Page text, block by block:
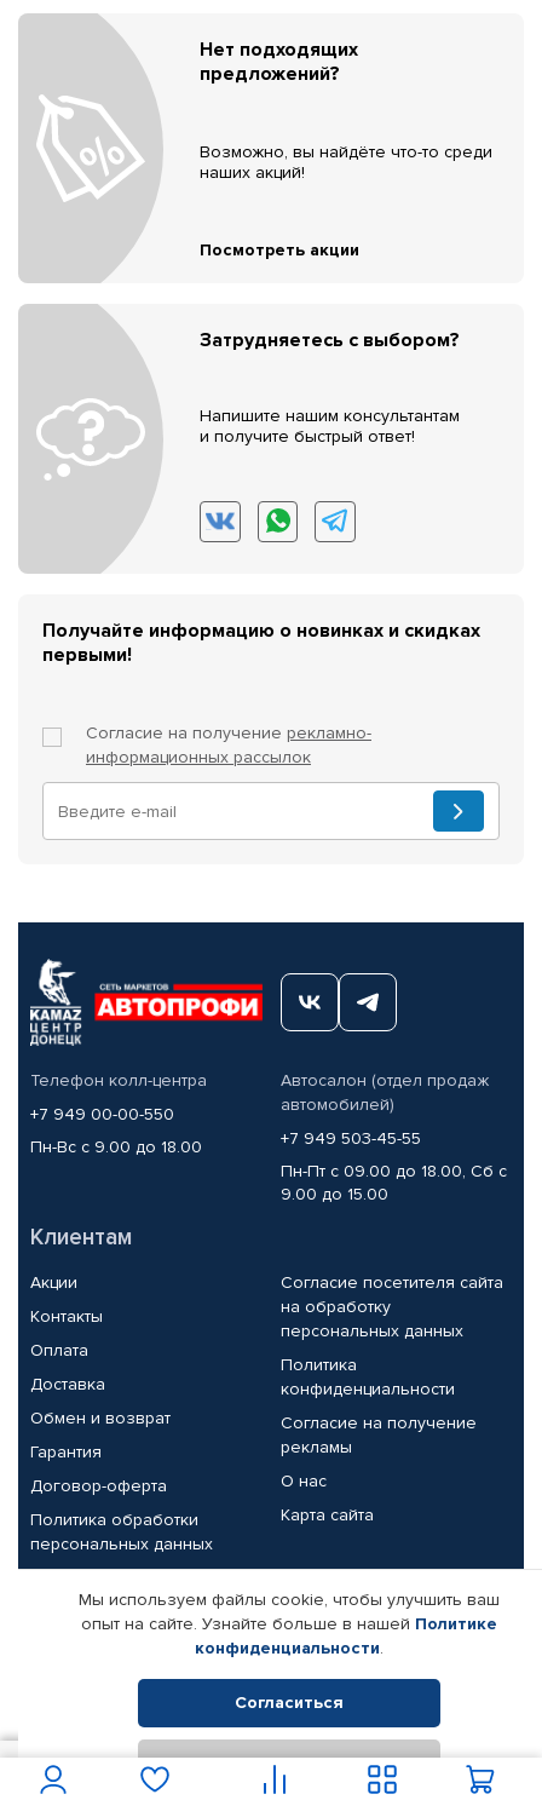
Нет подходящих
предложений?
Возможно, вы найдёте что-то среди
наших акций!
Посмотреть акции
Затрудняетесь с выбором?
Напишите нашим консультантам
и получите быстрый ответ!
Получайте информацию о новинках и скидках
первыми!
Согласие на получение рекламно-
информационных рассылок
Телефон колл-центра
+7 949 00-00-550
Пн-Вс с 9.00 до 18.00
Автосалон (отдел продаж
автомобилей)
+7 949 503-45-55
Пн-Пт с 09.00 до 18.00, Сб с
9.00 до 15.00
Клиентам
Акции
Контакты
Оплата
Доставка
Обмен и возврат
Гарантия
Договор-оферта
Политика обработки
персональных данных
Согласие посетителя сайта
на обработку
персональных данных
Политика
конфиденциальности
Согласие на получение
рекламы
О нас
Карта сайта
Партнерам
Корпоративным клиентам
Поставщикам
Реквизиты компании
© КАМАЗ ЦЕНТР ДОНЕЦК, 2015-2026. Все права защищены.
Интернет-магазин автомобильных товаров Автопрофи.
Мы используем файлы cookie, чтобы улучшить ваш
опыт на сайте. Узнайте больше в нашей Политике
конфиденциальности.
Согласиться
Отклонить
В корзину